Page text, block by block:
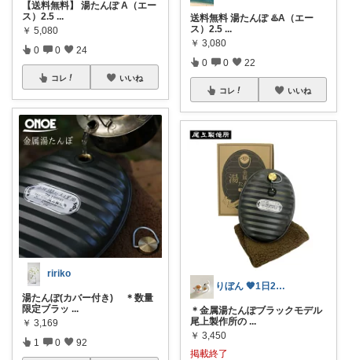
【送料無料】 湯たんぽ A（エー
ス）2.5 ...
￥ 5,080
0 0 24
コレ いいね
ririko
湯たんぽ(カバー付き) ＊数量
限定ブラッ ...
￥ 3,169
1 0 92
送料無料 湯たんぽ ♨️A（エー
ス）2.5 ...
￥ 3,080
0 0 22
コレ いいね
りぼん 🧡1日2日5日感謝です🫶
＊金属湯たんぽブラックモデル
尾上製作所の ...
￥ 3,450
掲載終了